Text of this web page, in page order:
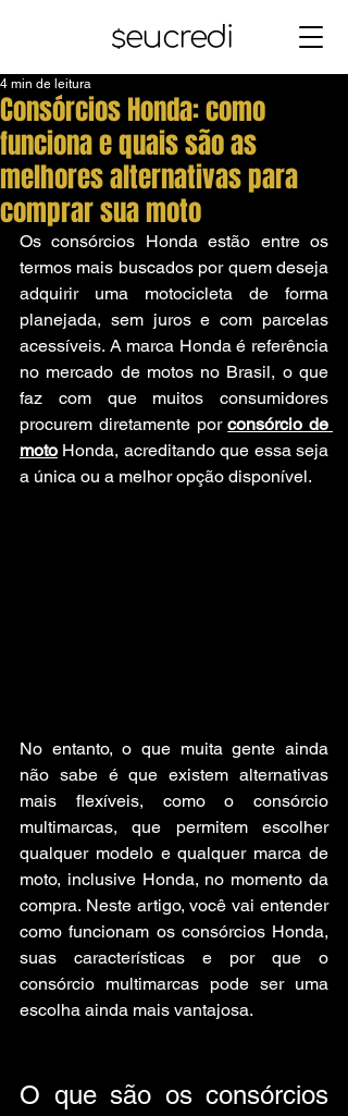
Consórcios Honda: como
funciona e quais são as
melhores alternativas para
comprar sua moto
4 min de leitura
Os consórcios Honda estão entre os
termos mais buscados por quem deseja
adquirir uma motocicleta de forma
planejada, sem juros e com parcelas
acessíveis. A marca Honda é referência
no mercado de motos no Brasil, o que
faz com que muitos consumidores
procurem diretamente por consórcio de
moto Honda, acreditando que essa seja
a única ou a melhor opção disponível.
No entanto, o que muita gente ainda
não sabe é que existem alternativas
mais flexíveis, como o consórcio
multimarcas, que permitem escolher
qualquer modelo e qualquer marca de
moto, inclusive Honda, no momento da
compra. Neste artigo, você vai entender
como funcionam os consórcios Honda,
suas características e por que o
consórcio multimarcas pode ser uma
escolha ainda mais vantajosa.
O que são os consórcios